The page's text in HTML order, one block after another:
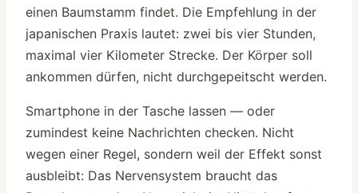
einen Baumstamm findet. Die Empfehlung in der
japanischen Praxis lautet: zwei bis vier Stunden,
maximal vier Kilometer Strecke. Der Körper soll
ankommen dürfen, nicht durchgepeitscht werden.
Smartphone in der Tasche lassen — oder
zumindest keine Nachrichten checken. Nicht
wegen einer Regel, sondern weil der Effekt sonst
ausbleibt: Das Nervensystem braucht das